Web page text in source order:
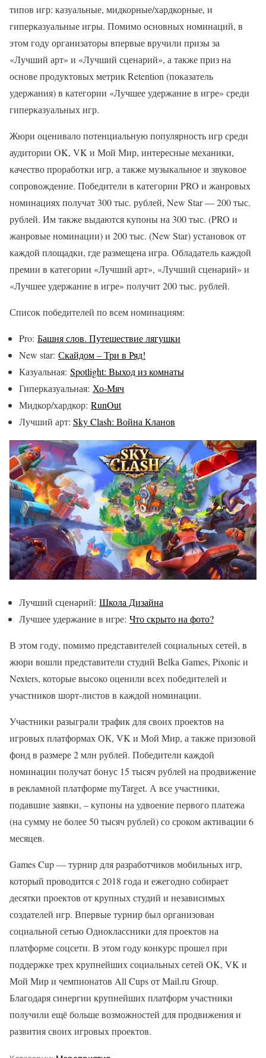
типов игр: казуальные, мидкорные/хардкорные, и
гиперказуальные игры. Помимо основных номинаций, в
этом году организаторы впервые вручили призы за
«Лучший арт» и «Лучший сценарий», а также приз на
основе продуктовых метрик Retention (показатель
удержания) в категории «Лучшее удержание в игре» среди
гиперказуальных игр.
Жюри оценивало потенциальную популярность игр среди
аудитории OK, VK и Мой Мир, интересные механики,
качество проработки игр, а также музыкальное и звуковое
сопровождение. Победители в категории PRO и жанровых
номинациях получат 300 тыс. рублей, New Star — 200 тыс.
рублей. Им также выдаются купоны на 300 тыс. (PRO и
жанровые номинации) и 200 тыс. (New Star) установок от
каждой площадки, где размещена игра. Обладатель каждой
премии в категории «Лучший арт», «Лучший сценарий» и
«Лучшее удержание в игре» получит 200 тыс. рублей.
Список победителей по всем номинациям:
Pro: Башня слов. Путешествие лягушки
New star: Скайдом – Три в Ряд!
Казуальная: Spotlight: Выход из комнаты
Гиперказуальная: Хо-Мяч
Мидкор/хардкор: RunOut
Лучший арт: Sky Clash: Война Кланов
Лучший сценарий: Школа Дизайна
Лучшее удержание в игре: Что скрыто на фото?
В этом году, помимо представителей социальных сетей, в
жюри вошли представители студий Belka Games, Pixonic и
Nexters, которые высоко оценили всех победителей и
участников шорт-листов в каждой номинации.
Участники разыграли трафик для своих проектов на
игровых платформах ОК, VK и Мой Мир, а также призовой
фонд в размере 2 млн рублей. Победители каждой
номинации получат бонус 15 тысяч рублей на продвижение
в рекламной платформе myTarget. А все участники,
подавшие заявки, – купоны на удвоение первого платежа
(на сумму не более 50 тысяч рублей) со сроком активации 6
месяцев.
Games Cup — турнир для разработчиков мобильных игр,
который проводится с 2018 года и ежегодно собирает
десятки проектов от крупных студий и независимых
создателей игр. Впервые турнир был организован
социальной сетью Одноклассники для проектов на
платформе соцсети. В этом году конкурс прошел при
поддержке трех крупнейших социальных сетей OK, VK и
Мой Мир и чемпионатов All Cups от Mail.ru Group.
Благодаря синергии крупнейших платформ участники
получили ещё больше возможностей для продвижения и
развития своих игровых проектов.